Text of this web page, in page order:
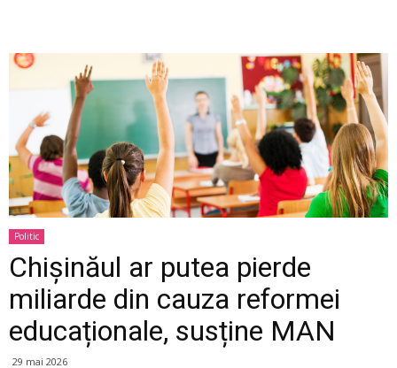
Politic
Chișinăul ar putea pierde
miliarde din cauza reformei
educaționale, susține MAN
29 mai 2026